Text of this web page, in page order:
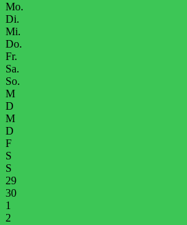
Mo.
Di.
Mi.
Do.
Fr.
Sa.
So.
M
D
M
D
F
S
S
29
30
1
2